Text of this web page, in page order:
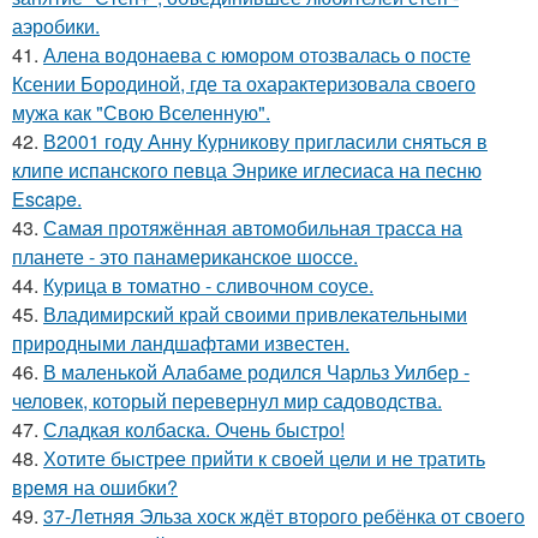
аэробики.
41. Алена водонаева с юмором отозвалась о посте
Ксении Бородиной, где та охарактеризовала своего
мужа как "Свою Вселенную".
42. В2001 году Анну Курникову пригласили сняться в
клипе испанского певца Энрике иглесиаса на песню
Escape.
43. Самая протяжённая автомобильная трасса на
планете - это панамериканское шоссе.
44. Курица в томатно - сливочном соусе.
45. Владимирский край своими привлекательными
природными ландшафтами известен.
46. В маленькой Алабаме родился Чарльз Уилбер -
человек, который перевернул мир садоводства.
47. Сладкая колбаска. Очень быстро!
48. Хотите быстрее прийти к своей цели и не тратить
время на ошибки?
49. 37-Летняя Эльза хоск ждёт второго ребёнка от своего